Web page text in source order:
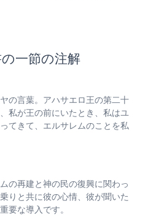
一節の注解
の言葉。アハサエロ王の第二十
私が王の前にいたとき、私はユ
てきて、エルサレムのことを私
の再建と神の民の復興に関わっ
りと共に彼の心情、彼が聞いた
要な導入です。